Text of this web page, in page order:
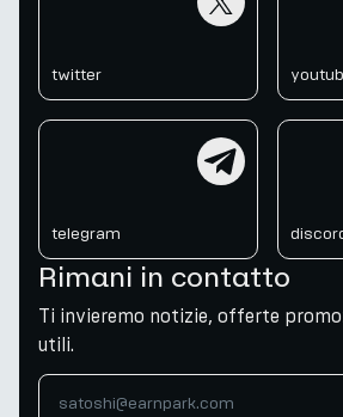
twitter
telegram
Rimani in contatto
Ti invieremo notizie, offerte
utili.